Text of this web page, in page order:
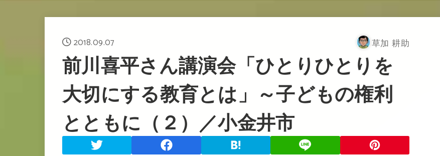
2018.09.07 草加 耕助
前川喜平さん講演会「ひとりひとりを
大切にする教育とは」～子どもの権利
とともに（２）／小金井市